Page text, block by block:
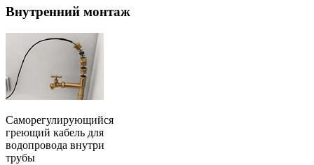
Внутренний монтаж
Саморегулирующийся
греющий кабель для
водопровода внутри
трубы